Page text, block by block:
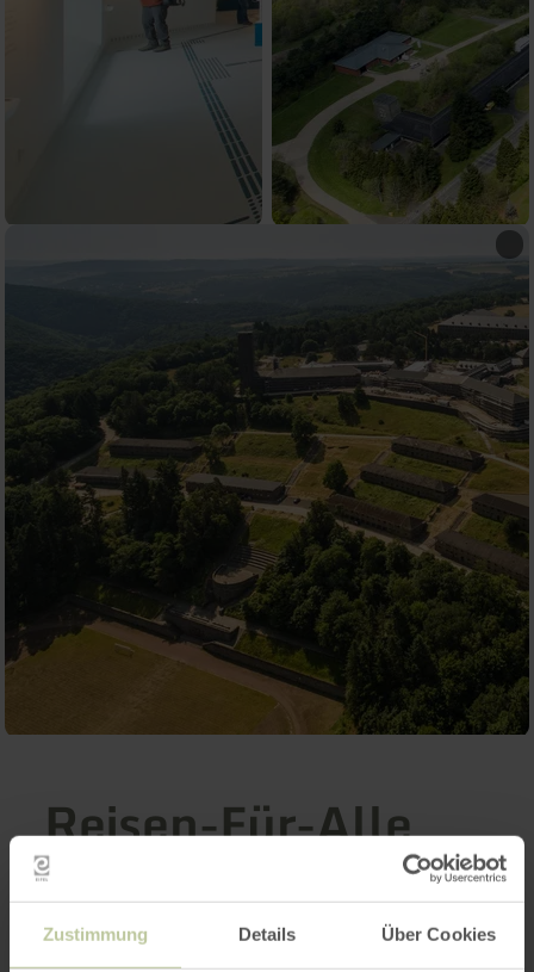
Zustimmung Details Über Cookies
Reisen-Für-Alle
Informationen